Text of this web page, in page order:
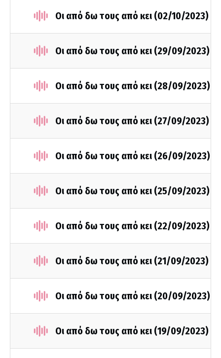
Οι από δω τους από κει (02/10/2023)
Οι από δω τους από κει (29/09/2023)
Οι από δω τους από κει (28/09/2023)
Οι από δω τους από κει (27/09/2023)
Οι από δω τους από κει (26/09/2023)
Οι από δω τους από κει (25/09/2023)
Οι από δω τους από κει (22/09/2023)
Οι από δω τους από κει (21/09/2023)
Οι από δω τους από κει (20/09/2023)
Οι από δω τους από κει (19/09/2023)